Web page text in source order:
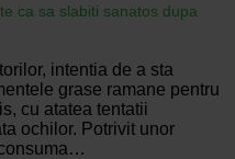
ca sa slabiti sanatos dupa
intentia de a sta
grase ramane pentru
cu atatea tentatii
ochilor. Potrivit unor